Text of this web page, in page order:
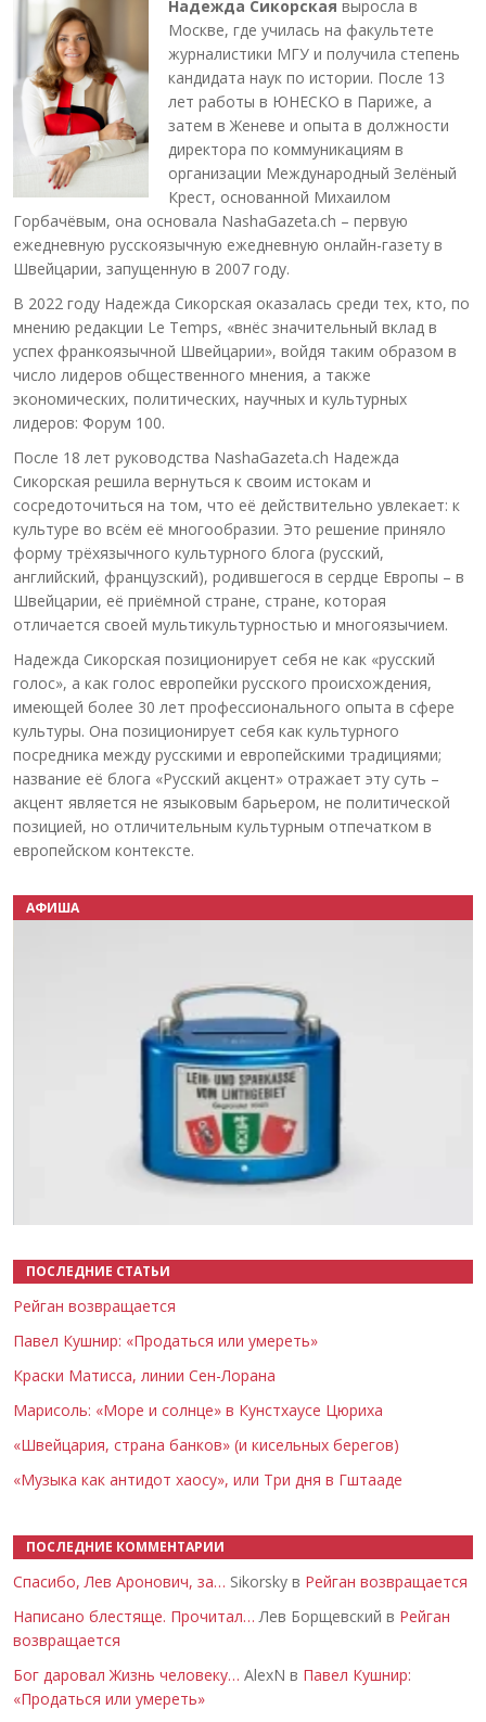
Надежда Сикорская выросла в
Москве, где училась на факультете
журналистики МГУ и получила степень
кандидата наук по истории. После 13
лет работы в ЮНЕСКО в Париже, а
затем в Женеве и опыта в должности
директора по коммуникациям в
организации Международный Зелёный
Крест, основанной Михаилом
Горбачёвым, она основала NashaGazeta.ch – первую
ежедневную русскоязычную ежедневную онлайн-газету в
Швейцарии, запущенную в 2007 году.
В 2022 году Надежда Сикорская оказалась среди тех, кто, по
мнению редакции Le Temps, «внёс значительный вклад в
успех франкоязычной Швейцарии», войдя таким образом в
число лидеров общественного мнения, а также
экономических, политических, научных и культурных
лидеров: Форум 100.
После 18 лет руководства NashaGazeta.ch Надежда
Сикорская решила вернуться к своим истокам и
сосредоточиться на том, что её действительно увлекает: к
культуре во всём её многообразии. Это решение приняло
форму трёхязычного культурного блога (русский,
английский, французский), родившегося в сердце Европы – в
Швейцарии, её приёмной стране, стране, которая
отличается своей мультикультурностью и многоязычием.
Надежда Сикорская позиционирует себя не как «русский
голос», а как голос европейки русского происхождения,
имеющей более 30 лет профессионального опыта в сфере
культуры. Она позиционирует себя как культурного
посредника между русскими и европейскими традициями;
название её блога «Русский акцент» отражает эту суть –
акцент является не языковым барьером, не политической
позицией, но отличительным культурным отпечатком в
европейском контексте.
АФИША
ПОСЛЕДНИЕ СТАТЬИ
Рейган возвращается
Павел Кушнир: «Продаться или умереть»
Краски Матисса, линии Сен-Лорана
Марисоль: «Море и солнце» в Кунстхаусе Цюриха
«Швейцария, страна банков» (и кисельных берегов)
«Музыка как антидот хаосу», или Три дня в Гштааде
ПОСЛЕДНИЕ КОММЕНТАРИИ
Спасибо, Лев Аронович, за… Sikorsky в Рейган возвращается
Написано блестяще. Прочитал… Лев Борщевский в Рейган
возвращается
Бог даровал Жизнь человеку… AlexN в Павел Кушнир:
«Продаться или умереть»